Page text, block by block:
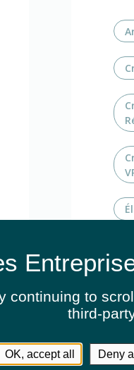
continuing to
third-
OK, accept all Deny